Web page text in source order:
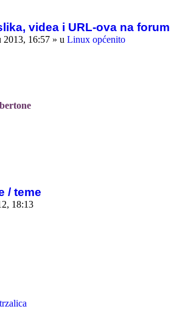
videa i URL-ova na forum
2013, 16:57 » u Linux općenito
bertone
/ teme
18:13
trzalica